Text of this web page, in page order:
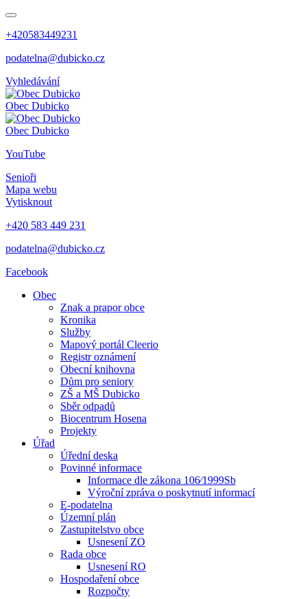
+420583449231
podatelna@dubicko.cz
Vyhledávání
Obec Dubicko
Obec Dubicko
YouTube
Senioři
Mapa webu
Vytisknout
+420 583 449 231
podatelna@dubicko.cz
Facebook
Obec
Znak a prapor obce
Kronika
Služby
Mapový portál Cleerio
Registr oznámení
Obecní knihovna
Dům pro seniory
ZŠ a MŠ Dubicko
Sběr odpadů
Biocentrum Hosena
Projekty
Úřad
Úřední deska
Povinné informace
Informace dle zákona 106⁄1999Sb
Výroční zpráva o poskytnutí informací
E-podatelna
Územní plán
Zastupitelstvo obce
Usnesení ZO
Rada obce
Usnesení RO
Hospodaření obce
Rozpočty